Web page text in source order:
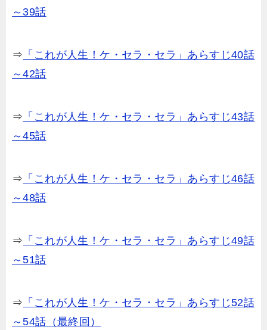
～39話
⇒ 「これが人生！ケ・セラ・セラ」あらすじ40話
～42話
⇒ 「これが人生！ケ・セラ・セラ」あらすじ43話
～45話
⇒ 「これが人生！ケ・セラ・セラ」あらすじ46話
～48話
⇒ 「これが人生！ケ・セラ・セラ」あらすじ49話
～51話
⇒ 「これが人生！ケ・セラ・セラ」あらすじ52話
～54話（最終回）